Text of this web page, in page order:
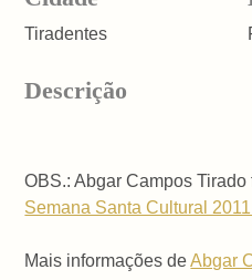
Tiradentes
Descrição
OBS.: Abgar Campos
Semana Santa Cultural
Mais informações deAbgar